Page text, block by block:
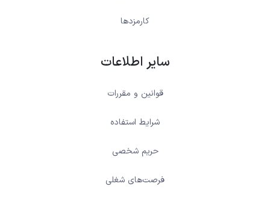
کارمزدها
سایر اطلاعات
قوانین و مقررات
شرایط استفاده
حریم شخصی
فرصت‌های شغلی